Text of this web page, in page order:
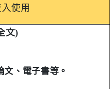
使用
文)
、電子書等。